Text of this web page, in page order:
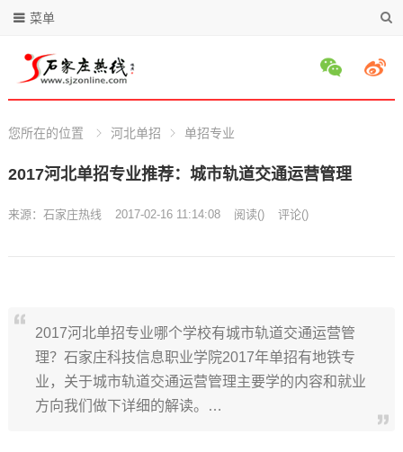
菜单
您所在的位置 河北单招 单招专业
2017河北单招专业推荐：城市轨道交通运营管理
来源： 石家庄热线 2017-02-16 11:14:08 阅读() 评论()
2017河北单招专业哪个学校有城市轨道交通运营管
理？石家庄科技信息职业学院2017年单招有地铁专
业，关于城市轨道交通运营管理主要学的内容和就业
方向我们做下详细的解读。…